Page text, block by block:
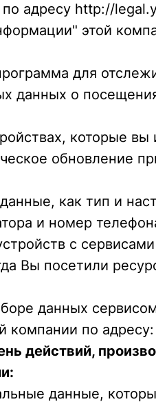
адресу http://
этой
для
о
которые
обновление
как тип и
и номер
с
Вы посетили
данных
компании по
действий,
данные,